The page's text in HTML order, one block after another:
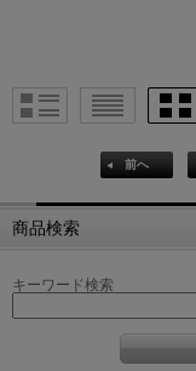
前へ
商品検索
キーワード検索